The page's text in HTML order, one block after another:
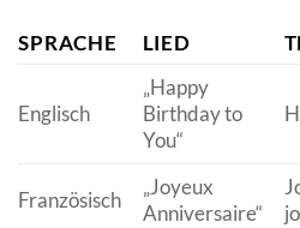
SPRACHE LIED
Englisch
„Happy
Birthday to
You“
Französisch
„Joyeux
Anniversaire“